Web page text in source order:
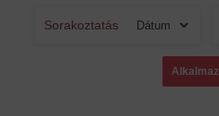
Sorakoztatás